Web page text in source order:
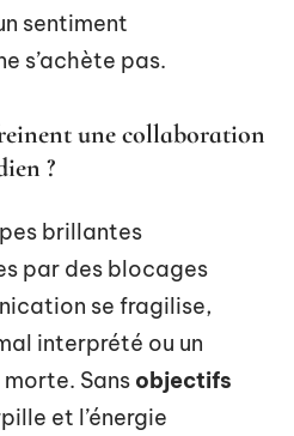
sentiment
s’achète pas.
une collaboration
?
brillantes
par des blocages
se fragilise,
interprété ou un
Sans objectifs
et l’énergie